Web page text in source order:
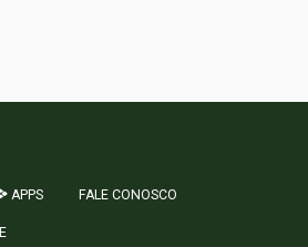
APPS FALE CONOSCO